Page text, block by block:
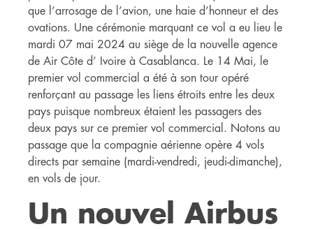
que l’arrosage de l’avion, une haie d’honneur et des
ovations. Une cérémonie marquant ce vol a eu lieu le
mardi 07 mai 2024 au siège de la nouvelle agence
de Air Côte d’ Ivoire à Casablanca. Le 14 Mai, le
premier vol commercial a été à son tour opéré
renforçant au passage les liens étroits entre les deux
pays puisque nombreux étaient les passagers des
deux pays sur ce premier vol commercial. Notons au
passage que la compagnie aérienne opère 4 vols
directs par semaine (mardi-vendredi, jeudi-dimanche),
en vols de jour.
Un nouvel Airbus